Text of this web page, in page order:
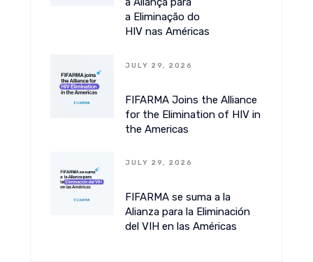
a Eliminação do
HIV nas Américas
JULY 29, 2026
FIFARMA Joins the Alliance
for the Elimination of HIV in
the Americas
JULY 29, 2026
FIFARMA se suma a la
Alianza para la Eliminación
del VIH en las Américas